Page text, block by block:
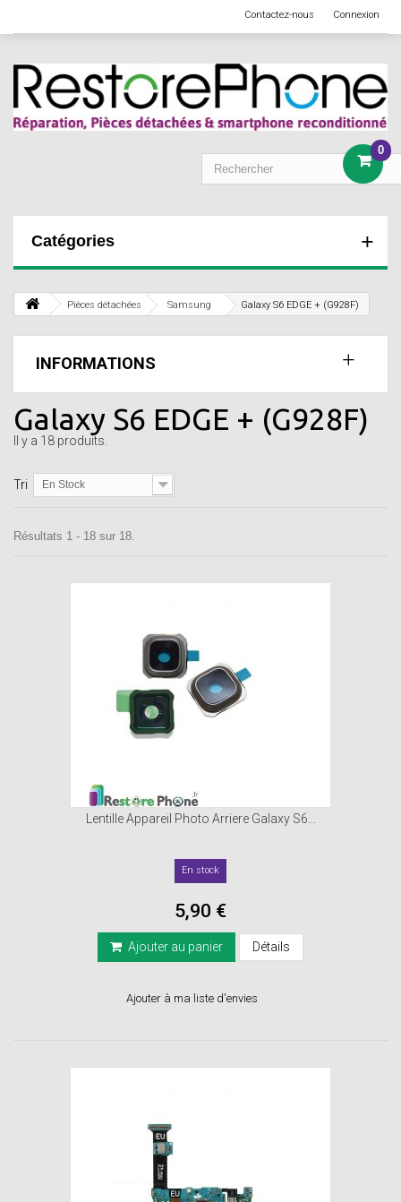
Connexion
Contactez-nous
0
Catégories
Pièces détachées Samsung Galaxy S6 EDGE + (G928F)
INFORMATIONS
Galaxy S6 EDGE + (G928F)
Il y a 18 produits.
Tri En Stock
Résultats 1 - 18 sur 18.
Lentille Appareil Photo Arriere Galaxy S6...
En stock
5,90 €
Ajouter au panier Détails
Ajouter à ma liste d'envies